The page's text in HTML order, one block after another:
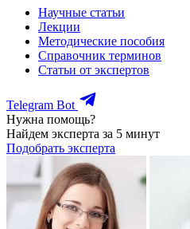
Научные статьи
Лекции
Методические пособия
Справочник терминов
Статьи от экспертов
Telegram Bot
Нужна помощь?
Найдем эксперта за 5 минут
Подобрать эксперта